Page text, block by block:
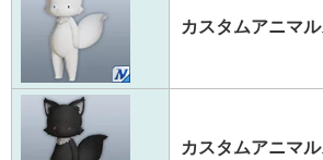
カスタムアニマ
カスタムアニマ